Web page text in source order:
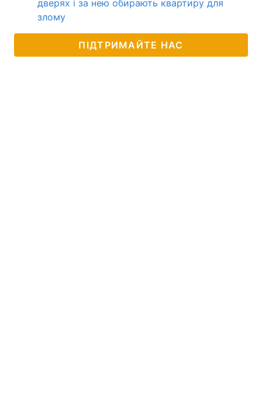
дверях і за нею обирають квартиру для
злому
ПІДТРИМАЙТЕ НАС